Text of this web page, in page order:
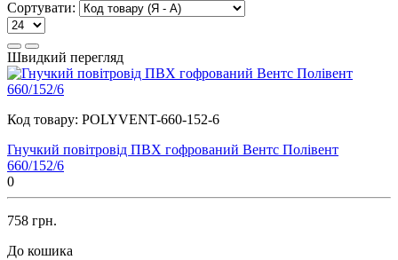
Сортувати:
Швидкий перегляд
Код товару: POLYVENT-660-152-6
Гнучкий повітровід ПВХ гофрований Вентс Полівент
660/152/6
0
758 грн.
До кошика